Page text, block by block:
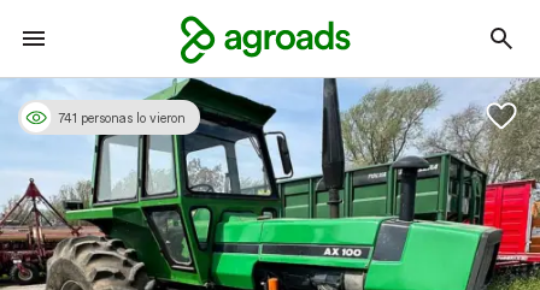
741 personas lo vieron